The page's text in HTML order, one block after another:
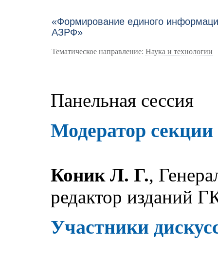
«Формирование единого
АЗРФ»
Тематическое направление:Наука и технологии
Панельная сессия
Модератор секции
Коник Л. Г.,
редактор изданий
Участники